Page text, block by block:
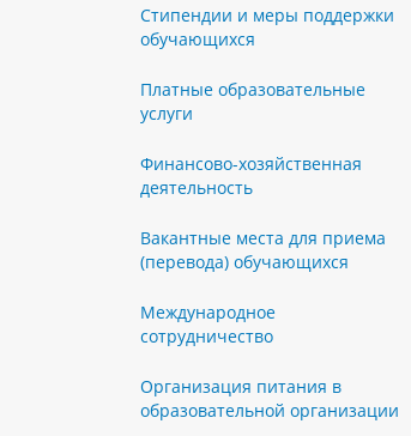
Стипендии и меры поддержки
обучающихся
Платные образовательные
услуги
Финансово-хозяйственная
деятельность
Вакантные места для приема
(перевода) обучающихся
Международное
сотрудничество
Организация питания в
образовательной организации